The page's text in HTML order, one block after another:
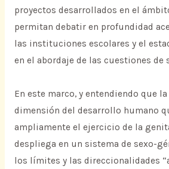
proyectos desarrollados en el
permitan debatir en profundidad
las instituciones escolares y el
en el abordaje de las cuestiones de
En este marco, y entendiendo que
dimensión del desarrollo humano
ampliamente el ejercicio de la
despliega en un sistema de sexo-
los límites y las direccionalidades